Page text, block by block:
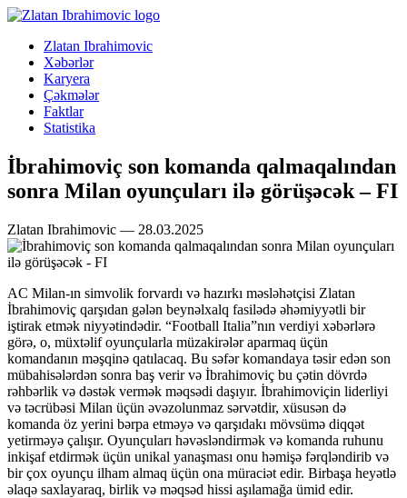
Zlatan Ibrahimovic
Xəbərlər
Karyera
Çəkmələr
Faktlar
Statistika
İbrahimoviç son komanda qalmaqalından
sonra Milan oyunçuları ilə görüşəcək – FI
Zlatan Ibrahimovic — 28.03.2025
AC Milan-ın simvolik forvardı və hazırkı məsləhətçisi Zlatan
İbrahimoviç qarşıdan gələn beynəlxalq fasilədə əhəmiyyətli bir
iştirak etmək niyyətindədir. “Football Italia”nın verdiyi xəbərlərə
görə, o, müxtəlif oyunçularla müzakirələr aparmaq üçün
komandanın məşqinə qatılacaq. Bu səfər komandaya təsir edən son
mübahisələrdən sonra baş verir və İbrahimoviç bu çətin dövrdə
rəhbərlik və dəstək vermək məqsədi daşıyır. İbrahimoviçin liderliyi
və təcrübəsi Milan üçün əvəzolunmaz sərvətdir, xüsusən də
komanda öz yerini bərpa etməyə və qarşıdakı mövsümə diqqət
yetirməyə çalışır. Oyunçuları həvəsləndirmək və komanda ruhunu
inkişaf etdirmək üçün unikal yanaşması onu həmişə fərqləndirib və
bir çox oyunçu ilham almaq üçün ona müraciət edir. Birbaşa heyətlə
əlaqə saxlayaraq, birlik və məqsəd hissi aşılamağa ümid edir.